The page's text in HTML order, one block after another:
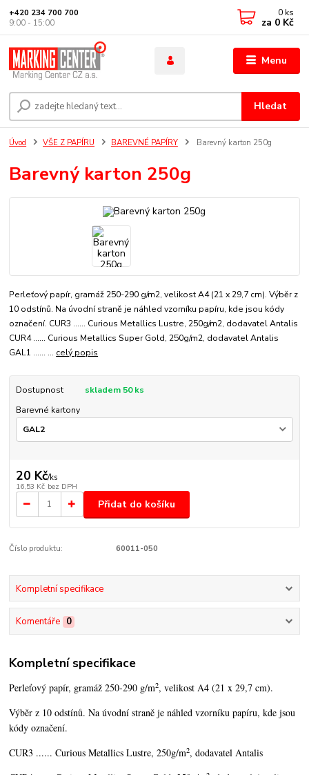
Menu
Hledat
+420 234 700 700
9:00 - 15:00
0 ks
za 0 Kč
Úvod VŠE Z PAPÍRU BAREVNÉ PAPÍRY Barevný karton 250g
Barevný karton 250g
Perleťový papír, gramáž 250-290 g/m2, velikost A4 (21 x 29,7 cm). Výběr z
10 odstínů. Na úvodní straně je náhled vzorníku papíru, kde jsou kódy
označení. CUR3 ...... Curious Metallics Lustre, 250g/m2, dodavatel Antalis
CUR4 ...... Curious Metallics Super Gold, 250g/m2, dodavatel Antalis
GAL1 ...... ... celý popis
Dostupnost
skladem 50 ks
Barevné kartony
20 Kč/ks
16,53 Kč bez DPH
Přidat do košíku
Číslo produktu: 60011-050
Kompletní specifikace
Komentáře 0
Kompletní specifikace
Perleťový papír, gramáž 250-290 g/m2, velikost A4 (21 x 29,7 cm).
Výběr z 10 odstínů. Na úvodní straně je náhled vzorníku papíru, kde jsou
kódy označení.
CUR3 ...... Curious Metallics Lustre, 250g/m2, dodavatel Antalis